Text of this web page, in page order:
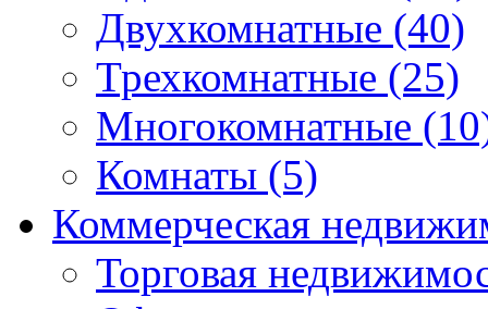
Двухкомнатные (40)
Трехкомнатные (25)
Многокомнатные
Комнаты (5)
Коммерческая
Торговая